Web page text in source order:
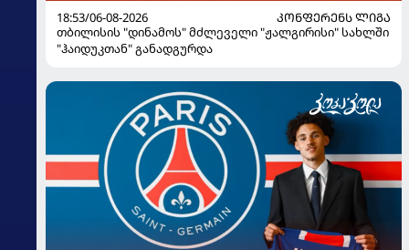
18:53/06-08-2026
ᲙᲝᲜᲤᲔᲠᲔᲜᲡ ᲚᲘᲒᲐ
თბილისის "დინამოს" მძლეველი "ჟალგირისი" სახლში
"ჰაიდუკთან" განადგურდა